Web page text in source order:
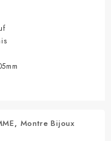
, Montre Bijoux